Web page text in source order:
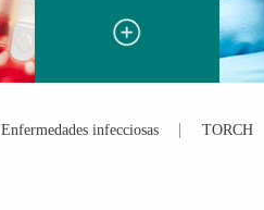
Enfermedades infecciosas TORCH